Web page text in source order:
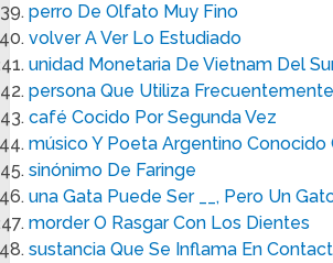
perro De Olfato Muy Fino
volver A Ver Lo Estudiado
unidad Monetaria De Vietnam Del
persona Que Utiliza
café Cocido Por Segunda Vez
músico Y Poeta Argentino Conocido
sinónimo De Faringe
una Gata Puede Ser __, Pero Un
morder O Rasgar Con Los Dientes
sustancia Que Se Inflama En